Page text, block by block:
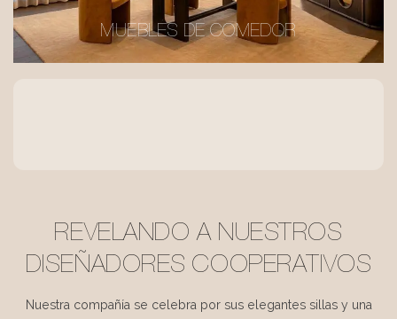
MUEBLES DE COMEDOR
REVELANDO A NUESTROS
DISEÑADORES COOPERATIVOS
Nuestra compañía se celebra por sus elegantes sillas y una